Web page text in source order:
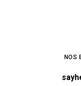
NOS